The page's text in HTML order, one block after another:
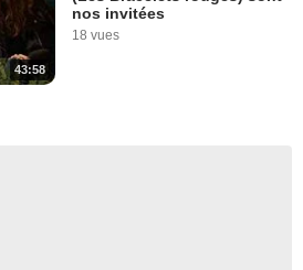
43:58
nos invitées
18 vues